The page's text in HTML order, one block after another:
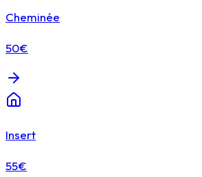
Cheminée
50€
Insert
55€